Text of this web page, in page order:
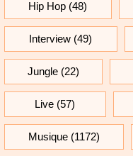
Hip Hop (48)
Interview (49)
Jungle (22)
Live (57)
Musique(1172)